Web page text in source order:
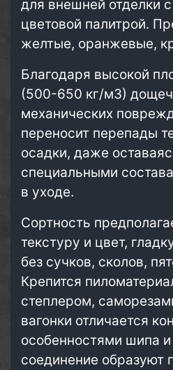
для внешней отделки
цветовой палитрой.
желтые, оранжевые,
Благодаря высокой
(500-650 кг/м3)
механических
переносит перепады
осадки, даже
специальными
в уходе.
Сортность
текстуру и цвет,
без сучков, сколов,
Крепится
степлером,
вагонки отличается
особенностями шипа
соединение образуют